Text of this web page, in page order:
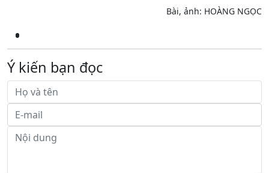
Bài, ảnh: HOÀNG NGỌC
Ý kiến bạn đọc